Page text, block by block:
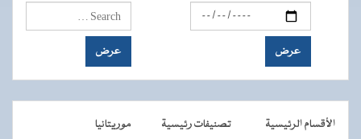
الأقسام الرئيسية تصنيفات رئيسية
موريتانيا